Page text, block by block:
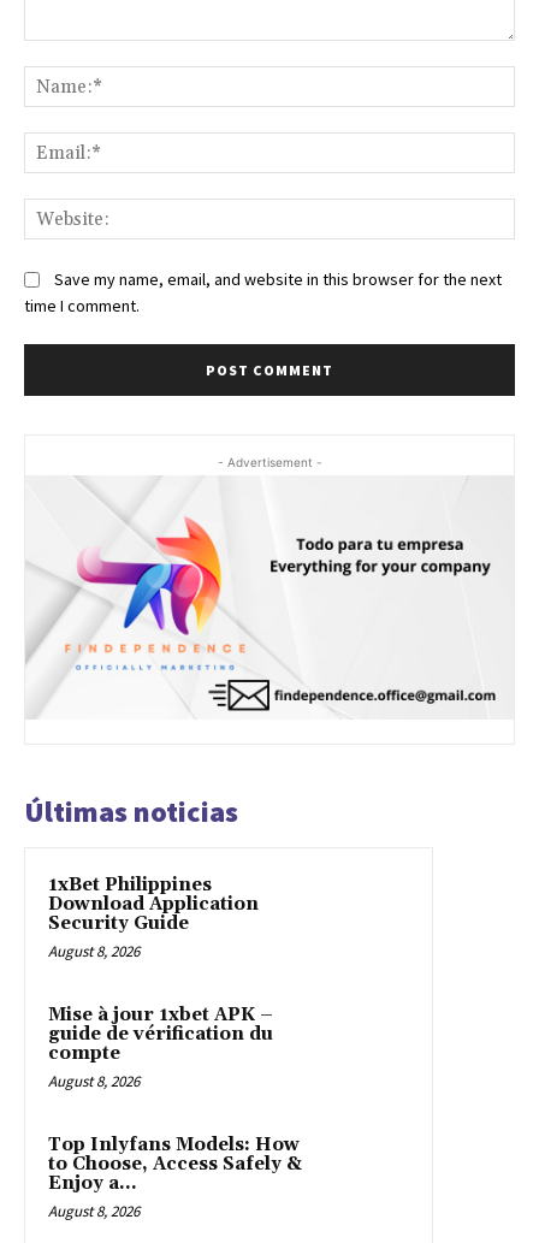
Save my name, email, and website in this browser for the next
time I comment.
- Advertisement -
Últimas noticias
1xBet Philippines
Download Application
Security Guide
August 8, 2026
Mise à jour 1xbet APK –
guide de vérification du
compte
August 8, 2026
Top Inlyfans Models: How
to Choose, Access Safely &
Enjoy a...
August 8, 2026